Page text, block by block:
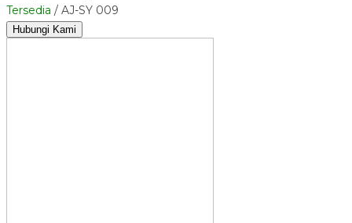
Tersedia / AJ-SY 009
Hubungi Kami